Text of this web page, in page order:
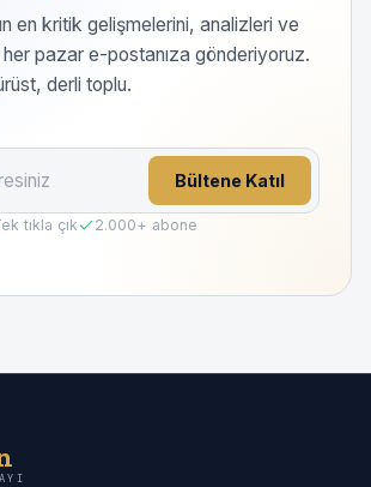
en kritik gelişmelerini, analizleri ve
pazar e-postanıza gönderiyoruz.
derli toplu.
Bültene Katıl
tıkla çık 2.000+ abone